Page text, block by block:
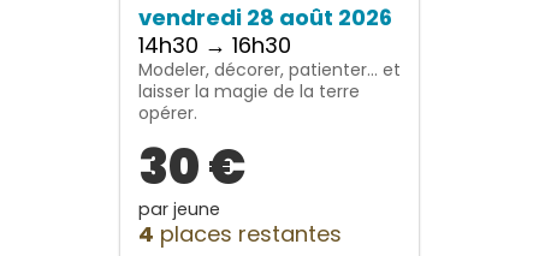
vendredi 28 août 2026
14h30 → 16h30
Modeler, décorer, patienter… et
laisser la magie de la terre
opérer.
30 €
par jeune
4 places restantes